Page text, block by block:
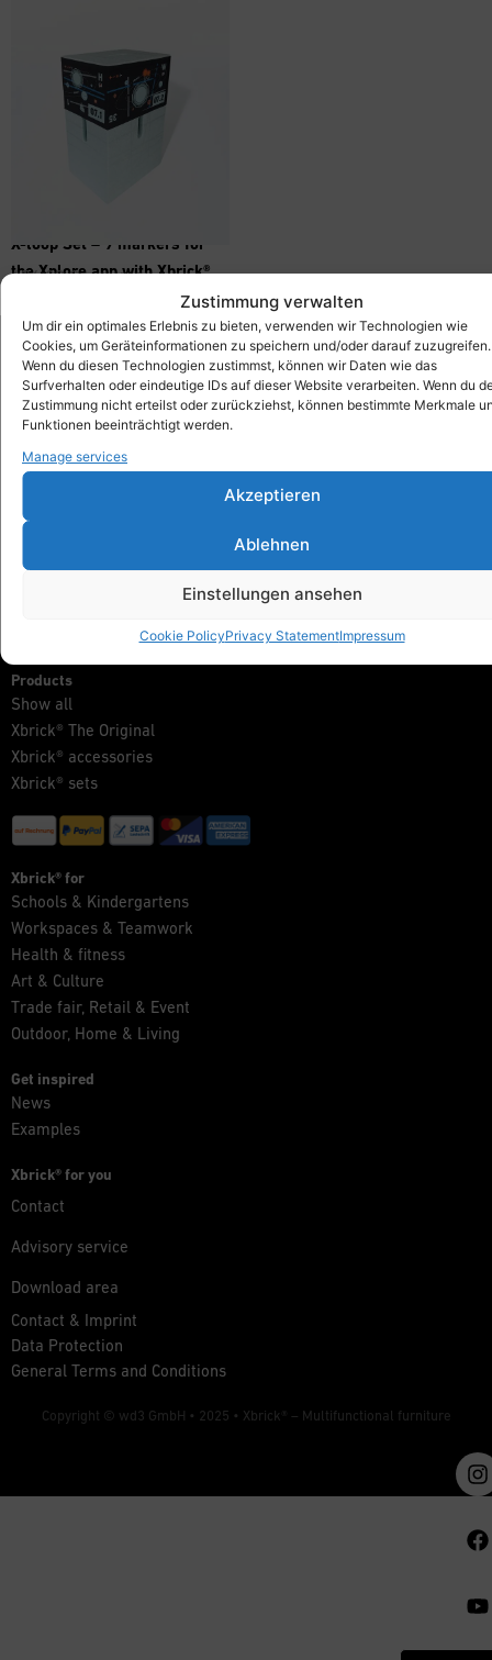
Zustimmung verwalten
Um dir ein optimales Erlebnis zu bieten, verwenden wir Technologien wie
Cookies, um Geräteinformationen zu speichern und/oder darauf zuzugreifen.
Wenn du diesen Technologien zustimmst, können wir Daten wie das
Surfverhalten oder eindeutige IDs auf dieser Website verarbeiten. Wenn du
Zustimmung nicht erteilst oder zurückziehst, können bestimmte Merkmale
Funktionen beeinträchtigt werden.
Manage services
Akzeptieren
Ablehnen
Einstellungen ansehen
Cookie PolicyPrivacy StatementImpressum
X-loop Set – 9 markers for
the Xplore app with Xbrick®
476,00€ inkl. MwSt.
Xbrick®
designed by wd3_spatial design
wd3 GmbH
Seidenstraße 57
70174 Stuttgart
info@xbrick.eu
Follow Xbrick®
Products
Show all
Xbrick® The Original
Xbrick® accessories
Xbrick® sets
Xbrick® for
Schools & Kindergartens
Workspaces & Teamwork
Health & fitness
Art & Culture
Trade fair, Retail & Event
Outdoor, Home & Living
Get inspired
News
Examples
Xbrick® for you
Contact
Advisory service
Download area
Contact & Imprint
Data Protection
General Terms and Conditions
Copyright © wd3 GmbH • 2025 • Xbrick® – Multifunctional furniture